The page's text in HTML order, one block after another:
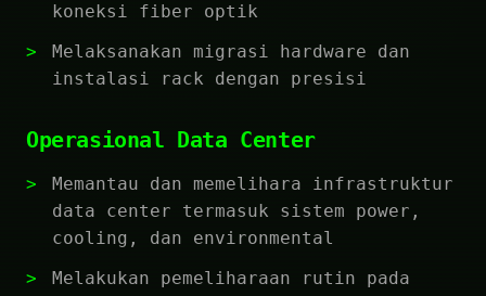
koneksi fiber optik
Melaksanakan migrasi hardware dan
instalasi rack dengan presisi
Operasional Data Center
Memantau dan memelihara infrastruktur
data center termasuk sistem power,
cooling, dan environmental
Melakukan pemeliharaan rutin pada